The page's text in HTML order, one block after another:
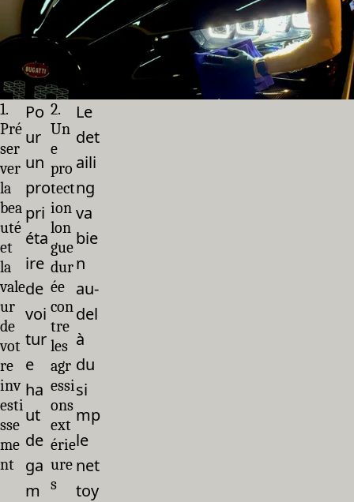
1.
Pré
ser
ver
la
bea
uté
et
la
vale
ur
de
vot
re
inv
esti
sse
me
nt
Po
ur
un
pro
pri
éta
ire
de
voi
tur
e
ha
ut
de
ga
m
2.
Un
e
pro
tect
ion
lon
gue
dur
ée
con
tre
les
agr
essi
ons
ext
érie
ure
s
Le
det
aili
ng
va
bie
n
au-
del
à
du
si
mp
le
net
toy